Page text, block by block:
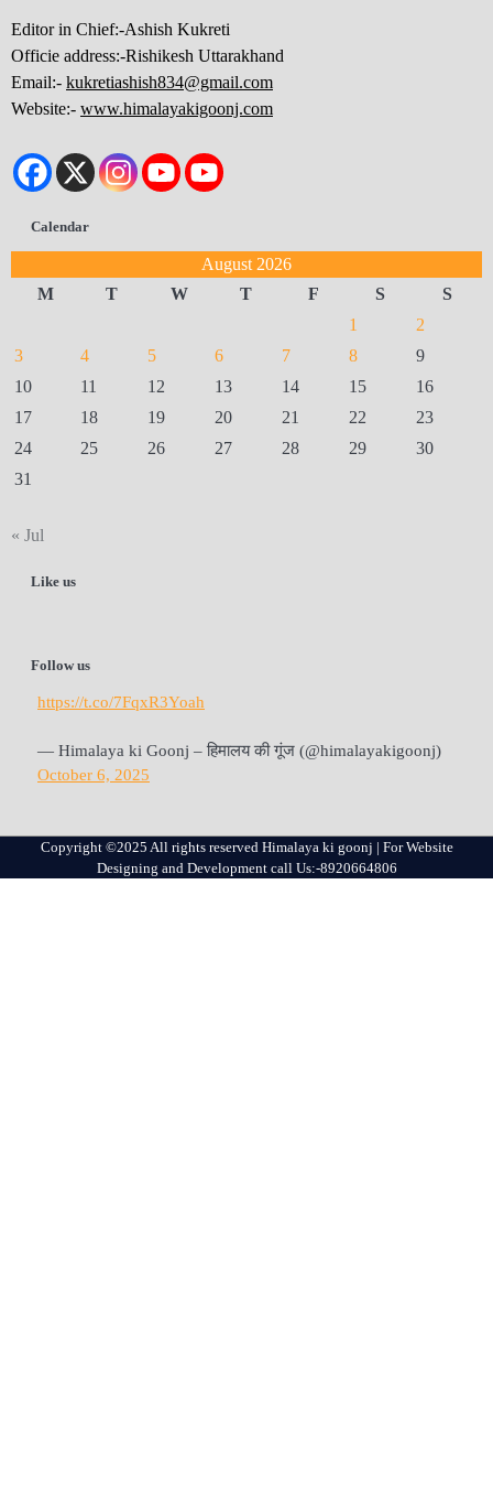
Editor in Chief:-Ashish Kukreti
Officie address:-Rishikesh Uttarakhand
Email:- kukretiashish834@gmail.com
Website:- www.himalayakigoonj.com
Calendar
August 2026
M
T W T F S
S
1
2
3
4 5 6 7 8
9
10
11 12 13 14 15
16
17
18 19 20 21 22
23
24
25 26 27 28 29
30
31
« Jul
Like us
Follow us
https://t.co/7FqxR3Yoah
— Himalaya ki Goonj – हिमालय की गूंज (@himalayakigoonj)
October 6, 2025
Copyright ©2025 All rights reserved Himalaya ki goonj | For Website
Designing and Development call Us:-8920664806